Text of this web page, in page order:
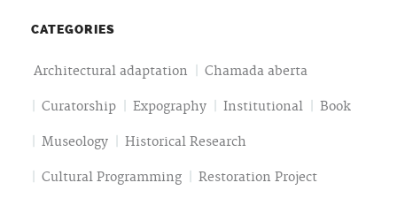
CATEGORIES
Architectural adaptation Chamada aberta
Curatorship Expography Institutional Book
Museology Historical Research
Cultural Programming Restoration Project